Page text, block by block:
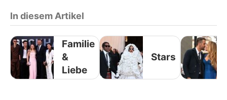
In diesem Artikel
Familie
&
Liebe
Stars